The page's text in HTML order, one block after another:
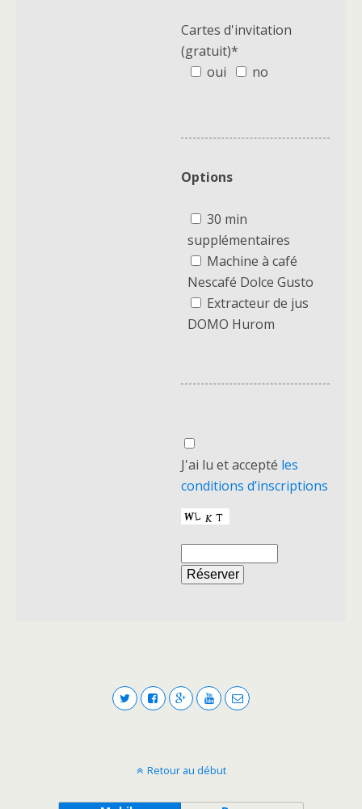
Cartes d'invitation
(gratuit)*
oui
no
Options
30 min
supplémentaires
Machine à café
Nescafé Dolce Gusto
Extracteur de jus
DOMO Hurom
J'ai lu et accepté les
conditions d’inscriptions
Retour au début